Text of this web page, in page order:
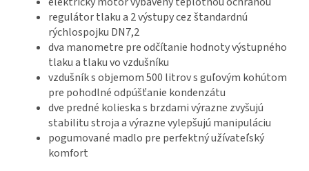
regulátor tlaku a 2 výstupy cez štandardnú
rýchlospojku DN7,2
dva manometre pre odčítanie hodnoty výstupného
tlaku a tlaku vo vzdušníku
vzdušník s objemom 500 litrov s guľovým kohútom
pre pohodlné odpúšťanie kondenzátu
dve predné kolieska s brzdami výrazne zvyšujú
stabilitu stroja a výrazne vylepšujú manipuláciu
pogumované madlo pre perfektný užívateľský
komfort